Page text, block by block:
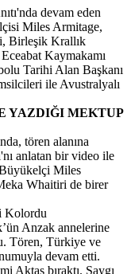
devam eden
Miles Armitage,
Birleşik Krallık
Kaymakamı
Tarihi Alan Başkanı
ile Avustralyalı
YAZDIĞI MEKTUP
tören alanına
anlatan bir video ile
Miles
Whaitiri de birer
Kolordu
Anzak annelerine
Tören, Türkiye ve
devam etti.
Aktaş bıraktı. Saygı